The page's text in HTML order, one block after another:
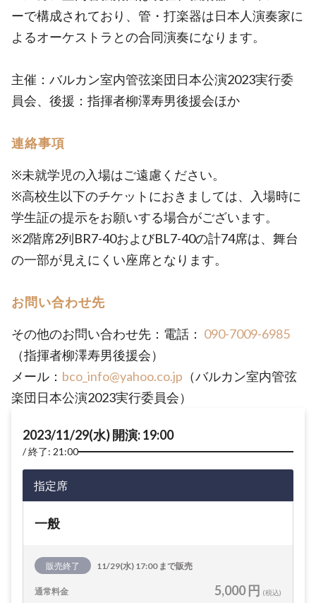
ーで構成されており、管・打楽器は日本人演奏家に
よるオーケストラとの合同演奏になります。
主催：バルカン室内管弦楽団日本公演2023実行委
員会、後援：指揮者柳澤寿男後援会ほか
連絡事項
※未就学児の入場はご遠慮ください。
※高校生以下のチケットにおきましては、入場時に
学生証の提示をお願いする場合がございます。
※2階席2列BR7-40およびBL7-40の計74席は、舞台
の一部が見えにくい座席となります。
お問い合わせ先
その他のお問い合わせ先：電話： 090-7009-6985
（指揮者柳澤寿男後援会）
メール： bco_info@yahoo.co.jp （バルカン室内管弦
楽団日本公演2023実行委員会）
2023/11/29(水) 開演: 19:00
終了: 21:00
指定席
一般
販売終了 11/29(水) 17:00 まで販売
通常料金 5,000 円 (税込)